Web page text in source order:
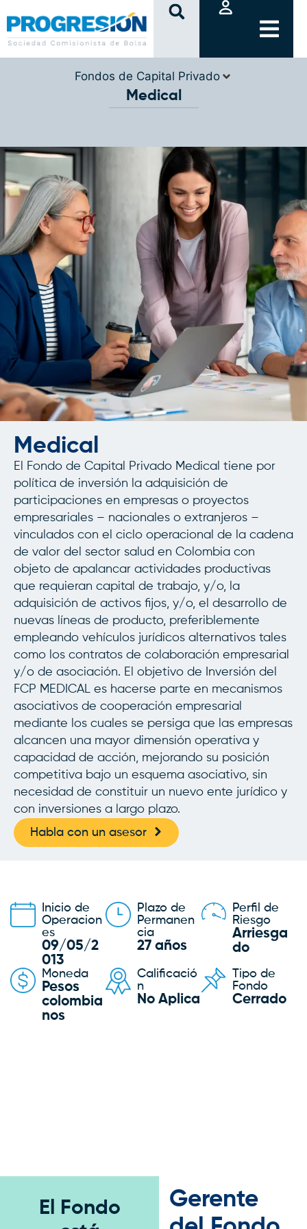
clic
Fondos de Capital Privado
Medical
Medical
El Fondo de Capital Privado Medical tiene por
política de inversión la adquisición de
participaciones en empresas o proyectos
empresariales – nacionales o extranjeros –
vinculados con el ciclo operacional de la cadena
de valor del sector salud en Colombia con
objeto de apalancar actividades productivas
que requieran capital de trabajo, y/o, la
adquisición de activos fijos, y/o, el desarrollo de
nuevas líneas de producto, preferiblemente
empleando vehículos jurídicos alternativos tales
como los contratos de colaboración empresarial
y/o de asociación. El objetivo de Inversión del
FCP MEDICAL es hacerse parte en mecanismos
asociativos de cooperación empresarial
mediante los cuales se persiga que las empresas
alcancen una mayor dimensión operativa y
capacidad de acción, mejorando su posición
competitiva bajo un esquema asociativo, sin
necesidad de constituir un nuevo ente jurídico y
con inversiones a largo plazo.
Habla con un asesor
Inicio de
Operacion
es
09/05/2
013
Plazo de
Permanen
cia
27 años
Perfil de
Riesgo
Arriesga
do
Moneda
Pesos
colombia
nos
Calificació
n
No Aplica
Tipo de
Fondo
Cerrado
Gerente
El Fondo